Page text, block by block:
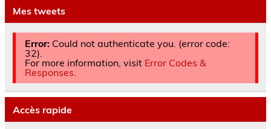
Mes tweets
Error:Could not authenticate you. (error code:
32).
For more information, visit Error Codes &
Responses.
Accès rapide